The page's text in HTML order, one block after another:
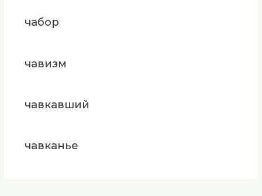
чабор
чавизм
чавкавший
чавканье